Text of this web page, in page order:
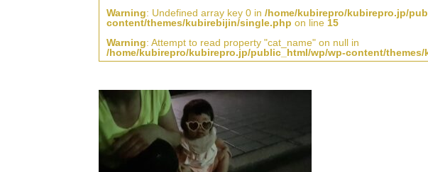
Warning: Undefined array key 0 in /home/kubirepro/kubirepro.jp/
content/themes/kubirebijin/single.php on line 15
Warning: Attempt to read property "cat_name" on null in
/home/kubirepro/kubirepro.jp/public_html/wp/wp-content/